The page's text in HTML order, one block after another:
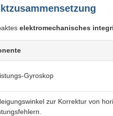
elektromechanisches
Gyroskop
zur Korrektur von